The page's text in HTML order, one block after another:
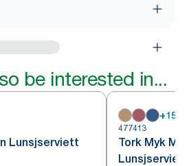
be interested in...
Lunsjserviett
+15
477413
Tork Myk
Lunsjserviett